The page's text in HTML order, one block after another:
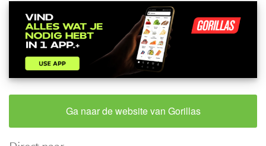
Ga naar de website van Gorillas